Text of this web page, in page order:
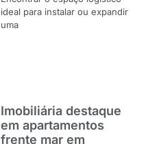
ideal para instalar ou expandir
uma
Imobiliária destaque
em apartamentos
frente mar em